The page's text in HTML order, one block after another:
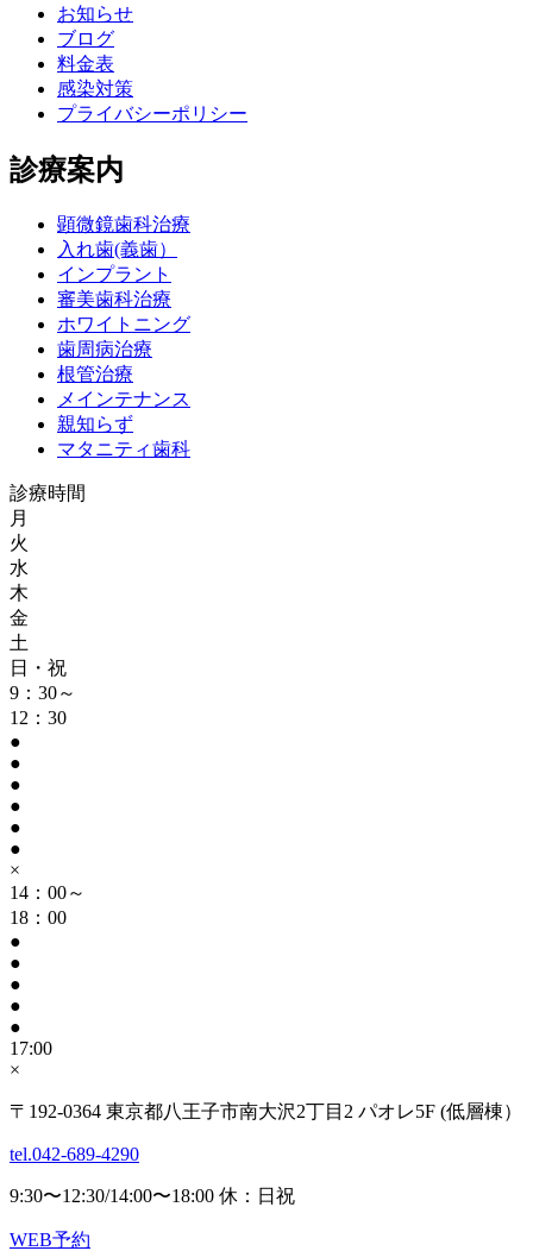
お知らせ
ブログ
料金表
感染対策
プライバシーポリシー
診療案内
顕微鏡歯科治療
入れ歯(義歯）
インプラント
審美歯科治療
ホワイトニング
歯周病治療
根管治療
メインテナンス
親知らず
マタニティ歯科
診療時間
月
火
水
木
金
土
日・祝
9：30～
12：30
●
●
●
●
●
●
×
14：00～
18：00
●
●
●
●
●
17:00
×
〒192-0364 東京都八王子市南大沢2丁目2 パオレ5F (低層棟）
tel.042-689-4290
9:30〜12:30/14:00〜18:00 休：日祝
WEB予約